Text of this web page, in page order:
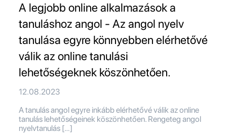
A legjobb online alkalmazások a
tanuláshoz angol - Az angol nyelv
tanulása egyre könnyebben elérhetővé
válik az online tanulási
lehetőségeknek köszönhetően.
12.08.2023
A tanulás angol egyre inkább elérhetővé válik az online
tanulás lehetőségeinek köszönhetően. Rengeteg angol
nyelvtanulás […]